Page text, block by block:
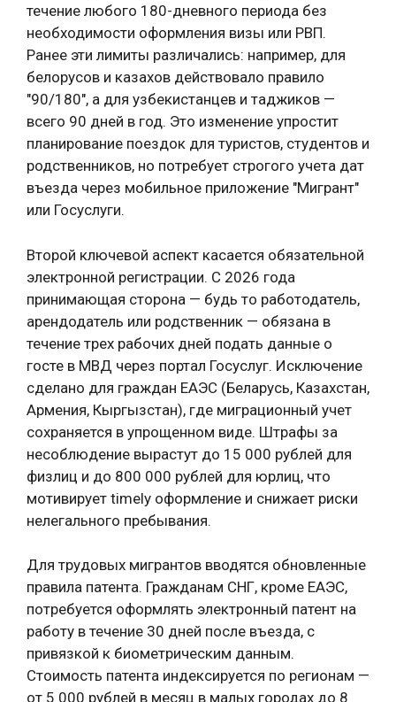
течение любого 180-дневного периода без
необходимости оформления визы или РВП.
Ранее эти лимиты различались: например, для
белорусов и казахов действовало правило
"90/180", а для узбекистанцев и таджиков —
всего 90 дней в год. Это изменение упростит
планирование поездок для туристов, студентов и
родственников, но потребует строгого учета дат
въезда через мобильное приложение "Мигрант"
или Госуслуги.
Второй ключевой аспект касается обязательной
электронной регистрации. С 2026 года
принимающая сторона — будь то работодатель,
арендодатель или родственник — обязана в
течение трех рабочих дней подать данные о
госте в МВД через портал Госуслуг. Исключение
сделано для граждан ЕАЭС (Беларусь, Казахстан,
Армения, Кыргызстан), где миграционный учет
сохраняется в упрощенном виде. Штрафы за
несоблюдение вырастут до 15 000 рублей для
физлиц и до 800 000 рублей для юрлиц, что
мотивирует timely оформление и снижает риски
нелегального пребывания.
Для трудовых мигрантов вводятся обновленные
правила патента. Гражданам СНГ, кроме ЕАЭС,
потребуется оформлять электронный патент на
работу в течение 30 дней после въезда, с
привязкой к биометрическим данным.
Стоимость патента индексируется по регионам —
от 5 000 рублей в месяц в малых городах до 8